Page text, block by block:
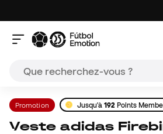
Promotion Jusqu'à192 Points
Veste adidas